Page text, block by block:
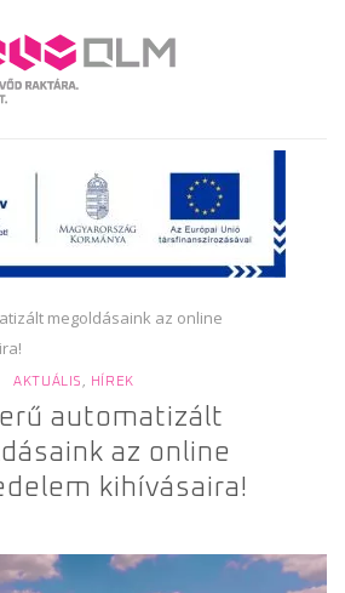
megoldásaink az online
AKTUÁLIS HÍREK
automatizált
az online
kihívásaira!